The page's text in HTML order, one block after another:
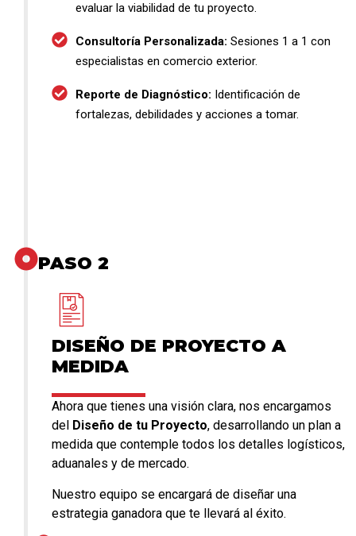
evaluar la viabilidad de tu proyecto.
Consultoría Personalizada: Sesiones 1 a 1 con
especialistas en comercio exterior.
Reporte de Diagnóstico: Identificación de
fortalezas, debilidades y acciones a tomar.
PASO 2
DISEÑO DE PROYECTO A
MEDIDA
Ahora que tienes una visión clara, nos encargamos
del Diseño de tu Proyecto, desarrollando un plan a
medida que contemple todos los detalles logísticos,
aduanales y de mercado.
Nuestro equipo se encargará de diseñar una
estrategia ganadora que te llevará al éxito.